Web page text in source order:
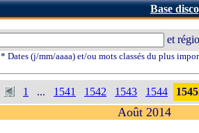
Base
et
* Dates (j/mm/aaaa) et/ou mots classés du plus
1 ... 1541 1542 1543 1544 1545
Août 2014